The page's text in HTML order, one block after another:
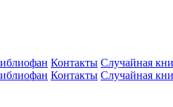
Контакты Случайная
Контакты Случайная